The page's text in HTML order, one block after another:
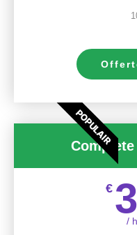
POPULAIR
€
/